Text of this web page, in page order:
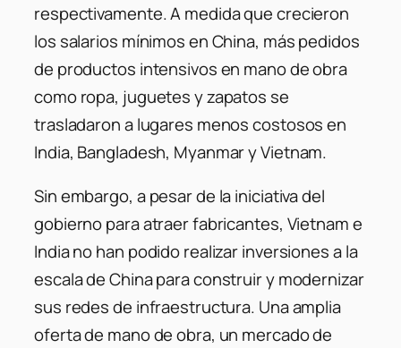
respectivamente. A medida que crecieron
los salarios mínimos en China, más pedidos
de productos intensivos en mano de obra
como ropa, juguetes y zapatos se
trasladaron a lugares menos costosos en
India, Bangladesh, Myanmar y Vietnam.
Sin embargo, a pesar de la iniciativa del
gobierno para atraer fabricantes, Vietnam e
India no han podido realizar inversiones a la
escala de China para construir y modernizar
sus redes de infraestructura. Una amplia
oferta de mano de obra, un mercado de